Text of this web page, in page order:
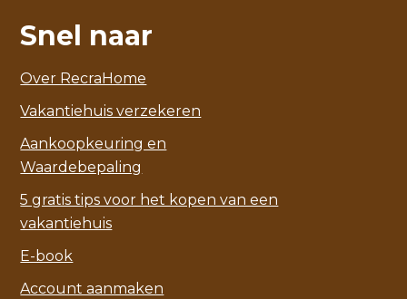
Snel naar
Over RecraHome
Vakantiehuis verzekeren
Aankoopkeuring en
Waardebepaling
5 gratis tips voor het kopen van een
vakantiehuis
E-book
Account aanmaken